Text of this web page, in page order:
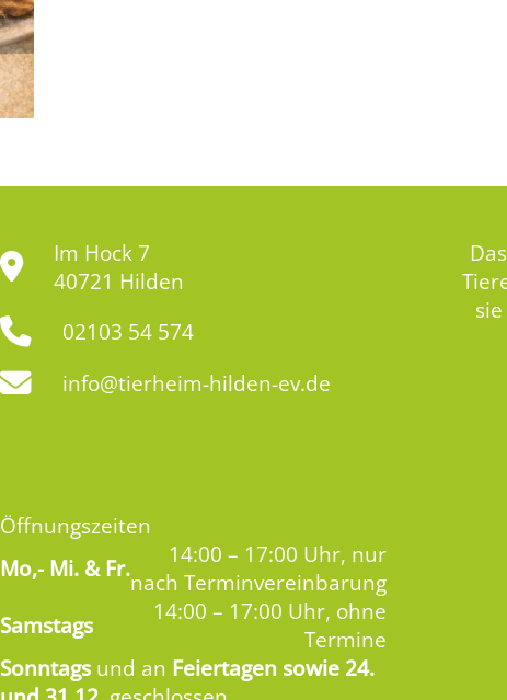
Im Hock 7
40721 Hilden
02103 54 574
info@tierheim-hilden-ev.de
Öffnungszeiten
Mo,-Mi. & Fr.
14:00 – 17:00 Uhr, nur
nach Terminvereinbarung
Samstags
14:00 – 17:00 Uhr, ohne
Termine
Sonntags und an Feiertagen sowie 24.